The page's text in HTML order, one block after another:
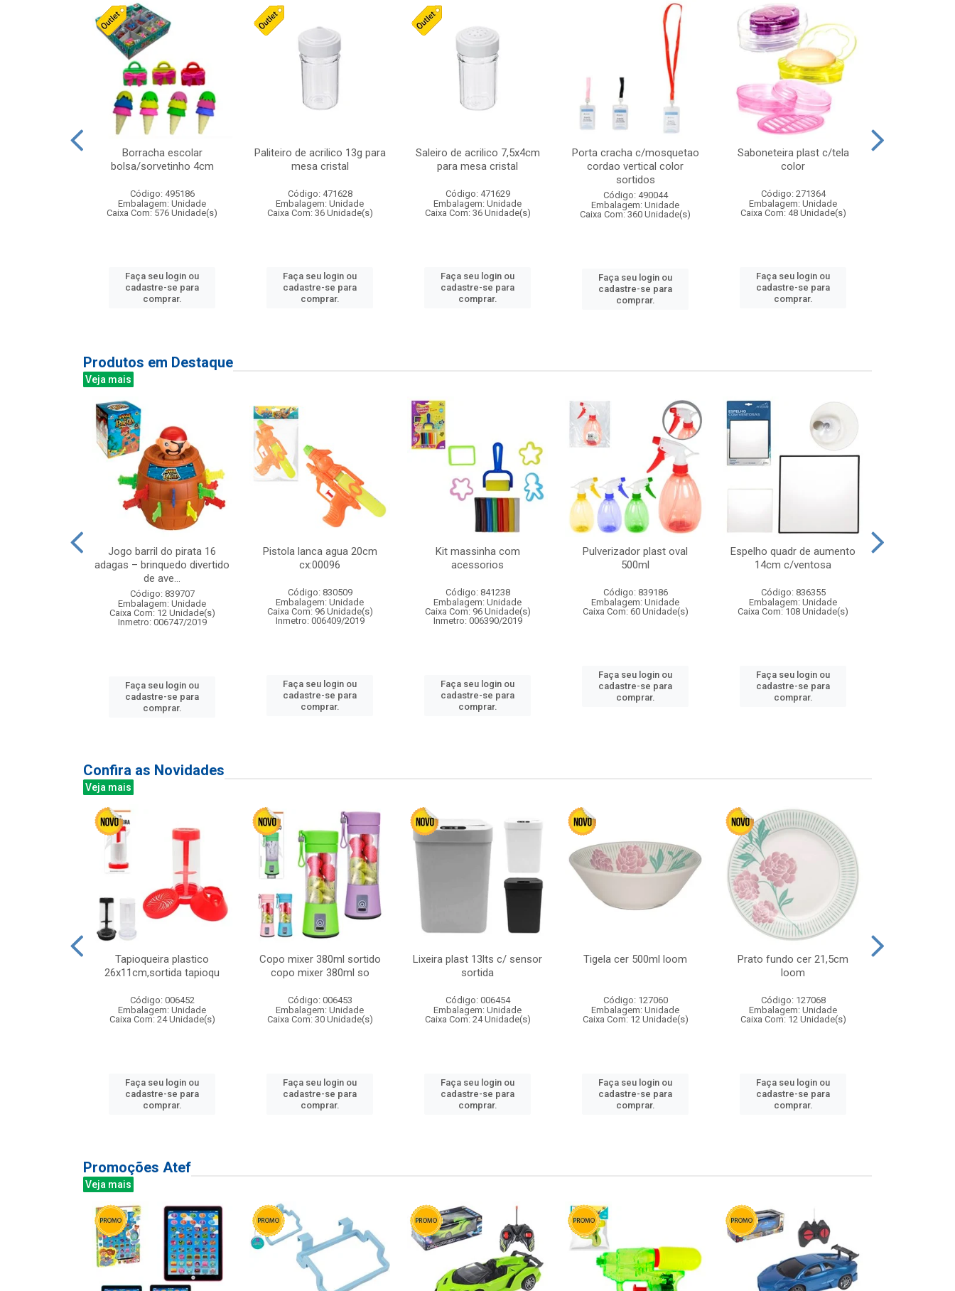
Borracha escolar
bolsa/sorvetinho 4cm
Código: 495186
Embalagem: Unidade
Caixa Com: 576 Unidade(s)
Faça seu login ou
cadastre-se para
comprar.
Paliteiro de acrilico 13g para
mesa cristal
Código: 471628
Embalagem: Unidade
Caixa Com: 36 Unidade(s)
Faça seu login ou
cadastre-se para
comprar.
Saleiro de acrilico 7,5x4cm
para mesa cristal
Código: 471629
Embalagem: Unidade
Caixa Com: 36 Unidade(s)
Faça seu login ou
cadastre-se para
comprar.
Porta cracha c/mosquetao
cordao vertical color
sortidos
Código: 490044
Embalagem: Unidade
Caixa Com: 360 Unidade(s)
Faça seu login ou
cadastre-se para
comprar.
Saboneteira plast c/tela
color
Código: 271364
Embalagem: Unidade
Caixa Com: 48 Unidade(s)
Faça seu login ou
cadastre-se para
comprar.
Produtos em Destaque
Veja mais
Jogo barril do pirata 16
adagas – brinquedo divertido
de ave...
Código: 839707
Embalagem: Unidade
Caixa Com: 12 Unidade(s)
Inmetro: 006747/2019
Faça seu login ou
cadastre-se para
comprar.
Pistola lanca agua 20cm
cx:00096
Código: 830509
Embalagem: Unidade
Caixa Com: 96 Unidade(s)
Inmetro: 006409/2019
Faça seu login ou
cadastre-se para
comprar.
Kit massinha com
acessorios
Código: 841238
Embalagem: Unidade
Caixa Com: 96 Unidade(s)
Inmetro: 006390/2019
Faça seu login ou
cadastre-se para
comprar.
Pulverizador plast oval
500ml
Código: 839186
Embalagem: Unidade
Caixa Com: 60 Unidade(s)
Faça seu login ou
cadastre-se para
comprar.
Espelho quadr de aumento
14cm c/ventosa
Código: 836355
Embalagem: Unidade
Caixa Com: 108 Unidade(s)
Faça seu login ou
cadastre-se para
comprar.
Confira as Novidades
Veja mais
Tapioqueira plastico
26x11cm,sortida tapioqu
Código: 006452
Embalagem: Unidade
Caixa Com: 24 Unidade(s)
Faça seu login ou
cadastre-se para
comprar.
Copo mixer 380ml sortido
copo mixer 380ml so
Código: 006453
Embalagem: Unidade
Caixa Com: 30 Unidade(s)
Faça seu login ou
cadastre-se para
comprar.
Lixeira plast 13lts c/ sensor
sortida
Código: 006454
Embalagem: Unidade
Caixa Com: 24 Unidade(s)
Faça seu login ou
cadastre-se para
comprar.
Tigela cer 500ml loom
Código: 127060
Embalagem: Unidade
Caixa Com: 12 Unidade(s)
Faça seu login ou
cadastre-se para
comprar.
Prato fundo cer 21,5cm
loom
Código: 127068
Embalagem: Unidade
Caixa Com: 12 Unidade(s)
Faça seu login ou
cadastre-se para
comprar.
Promoções Atef
Veja mais